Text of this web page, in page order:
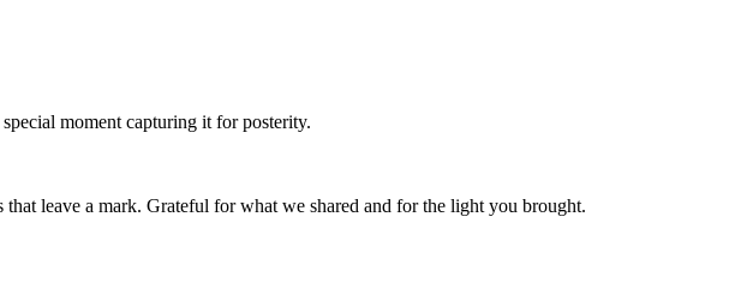
moment capturing it for posterity.
leave a mark. Grateful for what we shared and for the light you brought.